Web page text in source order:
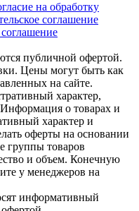
на обработку
соглашение
соглашение
публичной офертой.
Цены могут быть как
на сайте.
характер,
о товарах и
характер и
оферты на основании
группы товаров
и объем. Конечную
у менеджеров на
информативный